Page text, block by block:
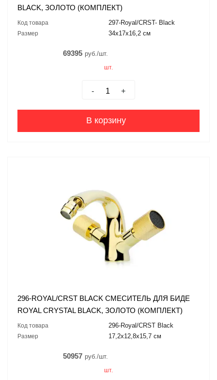
BLACK, ЗОЛОТО (КОМПЛЕКТ)
Код товара 297-Royal/CRST- Black
Размер 34x17x16,2 см
69395 руб./шт.
шт.
- +
В корзину
296-ROYAL/CRST BLACK СМЕСИТЕЛЬ ДЛЯ БИДЕ
ROYAL CRYSTAL BLACK, ЗОЛОТО (КОМПЛЕКТ)
Код товара 296-Royal/CRST Black
Размер 17,2x12,8x15,7 см
50957 руб./шт.
шт.